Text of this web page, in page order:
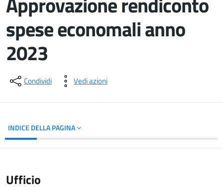
spese economali anno
2023
Dettagli del documento
Condividi Vedi azioni
INDICE DELLA PAGINA
Ufficio